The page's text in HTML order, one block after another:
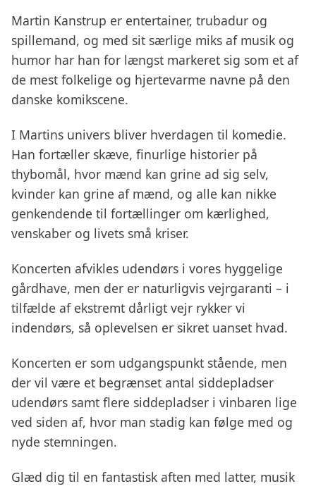
Martin Kanstrup er entertainer, trubadur og
spillemand, og med sit særlige miks af musik og
humor har han for længst markeret sig som et af
de mest folkelige og hjertevarme navne på den
danske komikscene.
I Martins univers bliver hverdagen til komedie.
Han fortæller skæve, finurlige historier på
thybomål, hvor mænd kan grine ad sig selv,
kvinder kan grine af mænd, og alle kan nikke
genkendende til fortællinger om kærlighed,
venskaber og livets små kriser.
Koncerten afvikles udendørs i vores hyggelige
gårdhave, men der er naturligvis vejrgaranti – i
tilfælde af ekstremt dårligt vejr rykker vi
indendørs, så oplevelsen er sikret uanset hvad.
Koncerten er som udgangspunkt stående, men
der vil være et begrænset antal siddepladser
udendørs samt flere siddepladser i vinbaren lige
ved siden af, hvor man stadig kan følge med og
nyde stemningen.
Glæd dig til en fantastisk aften med latter, musik